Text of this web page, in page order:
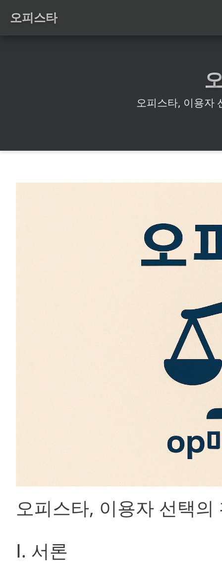
오피스타
오피스타, 이용자
오피스타, 이용자 선택
Ⅰ. 서론